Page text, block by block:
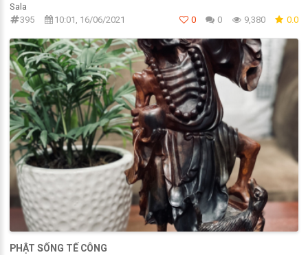
Sala
395
10:01, 16/06/2021 0 0 9,380 0.0
PHẬT SỐNG TẾ CÔNG